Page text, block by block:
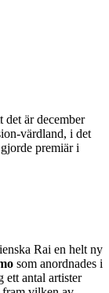
det är december
värdland, i det
premiär i
Rai en helt ny
som anordnades i
ett antal artister